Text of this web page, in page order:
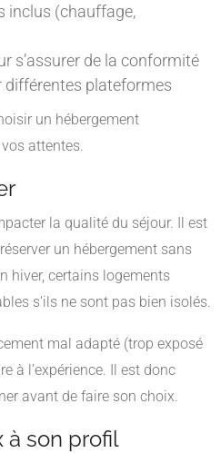
inclus (chauffage,
s’assurer de la conformité
différentes plateformes
un hébergement
attentes.
la qualité du séjour. Il est
un hébergement sans
hiver, certains logements
s’ils ne sont pas bien isolés.
mal adapté (trop exposé
à l’expérience. Il est donc
avant de faire son choix.
à son profil